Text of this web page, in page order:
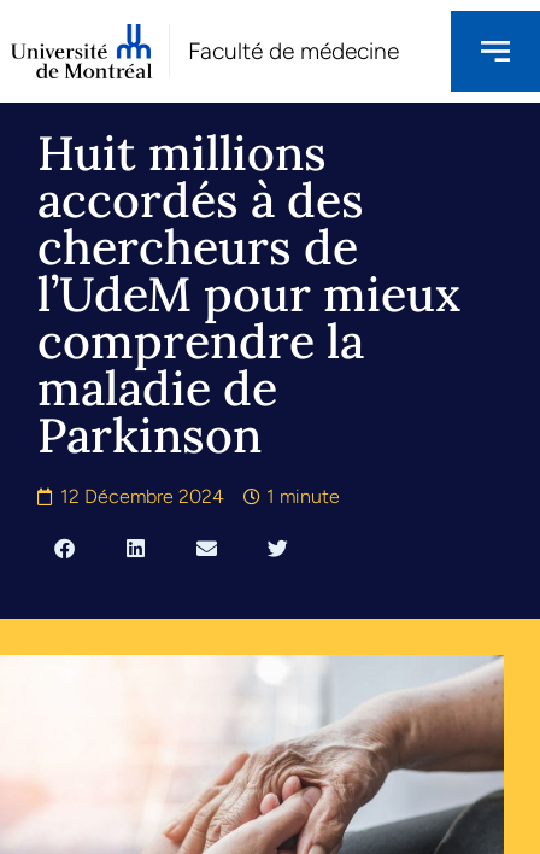
Faculté de médecine
Huit millions
accordés à des
chercheurs de
l’UdeM pour mieux
comprendre la
maladie de
Parkinson
12 Décembre 2024 1 minute